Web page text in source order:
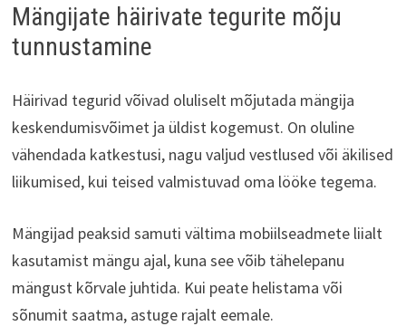
Mängijate häirivate tegurite mõju
tunnustamine
Häirivad tegurid võivad oluliselt mõjutada mängija
keskendumisvõimet ja üldist kogemust. On oluline
vähendada katkestusi, nagu valjud vestlused või äkilised
liikumised, kui teised valmistuvad oma lööke tegema.
Mängijad peaksid samuti vältima mobiilseadmete liialt
kasutamist mängu ajal, kuna see võib tähelepanu
mängust kõrvale juhtida. Kui peate helistama või
sõnumit saatma, astuge rajalt eemale.